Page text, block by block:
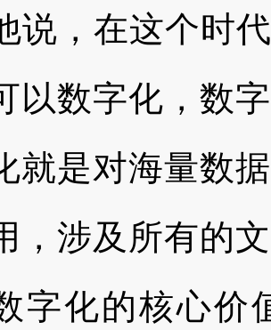
说，在这个时
以数字化，数
就是对海量数
，涉及所有的
字化的核心价